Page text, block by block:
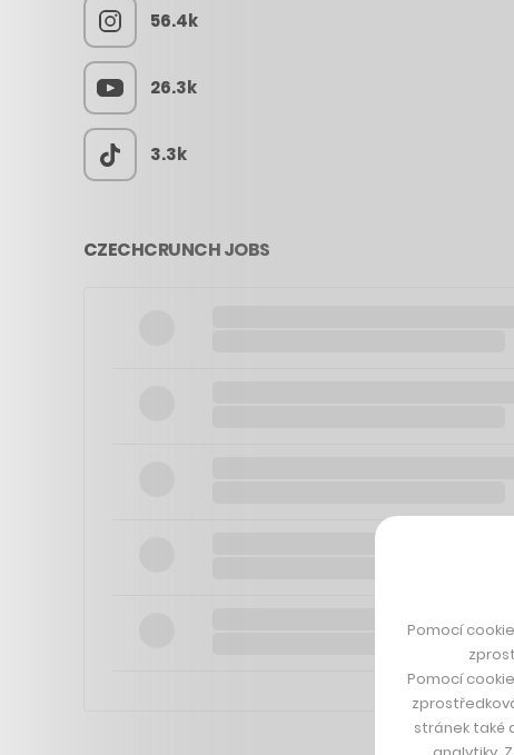
56.4k
26.3k
3.3k
CZECHCRUNCH JOBS
Pomocí
Pomocí
stránek také